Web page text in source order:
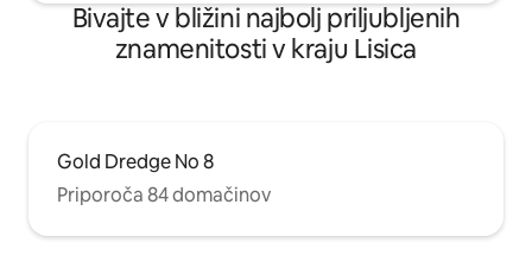
Bivajte v bližini najbolj priljubljenih
znamenitosti v kraju Lisica
Gold Dredge No 8
Priporoča 84 domačinov